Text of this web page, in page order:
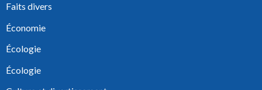
Faits divers
Économie
Écologie
Écologie